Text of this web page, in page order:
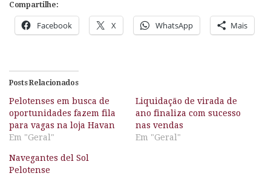
Compartilhe:
Facebook X WhatsApp Mais
Posts Relacionados
Pelotenses em busca de
oportunidades fazem fila
para vagas na loja Havan
Em "Geral"
Liquidação de virada de
ano finaliza com sucesso
nas vendas
Em "Geral"
Navegantes del Sol
Pelotense